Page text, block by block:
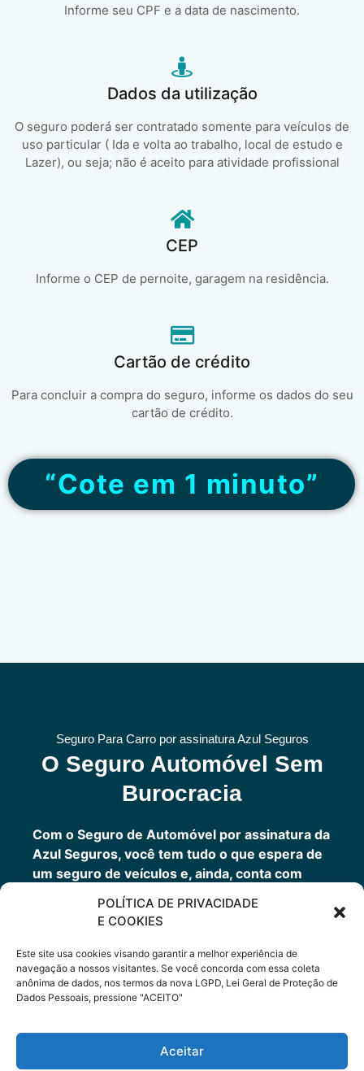
POLÍTICA DE PRIVACIDADE
E COOKIES
Este site usa cookies visando garantir a melhor experiência de
navegação a nossos visitantes. Se você concorda com essa coleta
anônima de dados, nos termos da nova LGPD, Lei Geral de Proteção de
Dados Pessoais, pressione "ACEITO"
Aceitar
Informe seu CPF e a data de nascimento.
Dados da utilização
O seguro poderá ser contratado somente para veículos de
uso particular ( Ida e volta ao trabalho, local de estudo e
Lazer), ou seja; não é aceito para atividade profissional
CEP
Informe o CEP de pernoite, garagem na residência.
Cartão de crédito
Para concluir a compra do seguro, informe os dados do seu
cartão de crédito.
“Cote em 1 minuto”
Seguro Para Carro por assinatura Azul Seguros
O Seguro Automóvel Sem
Burocracia
Com o Seguro de Automóvel por assinatura da
Azul Seguros, você tem tudo o que espera de
um seguro de veículos e, ainda, conta com
outros benefícios disponíveis 24h.
Você tem um seguro completo com a garantia
Porto Seguro.